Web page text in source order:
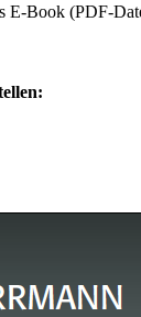
E-Book (PDF-